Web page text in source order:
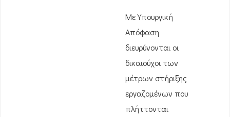
Με Υπουργική
Απόφαση
διευρύνονται οι
δικαιούχοι των
μέτρων στήριξης
εργαζομένων που
πλήττονται